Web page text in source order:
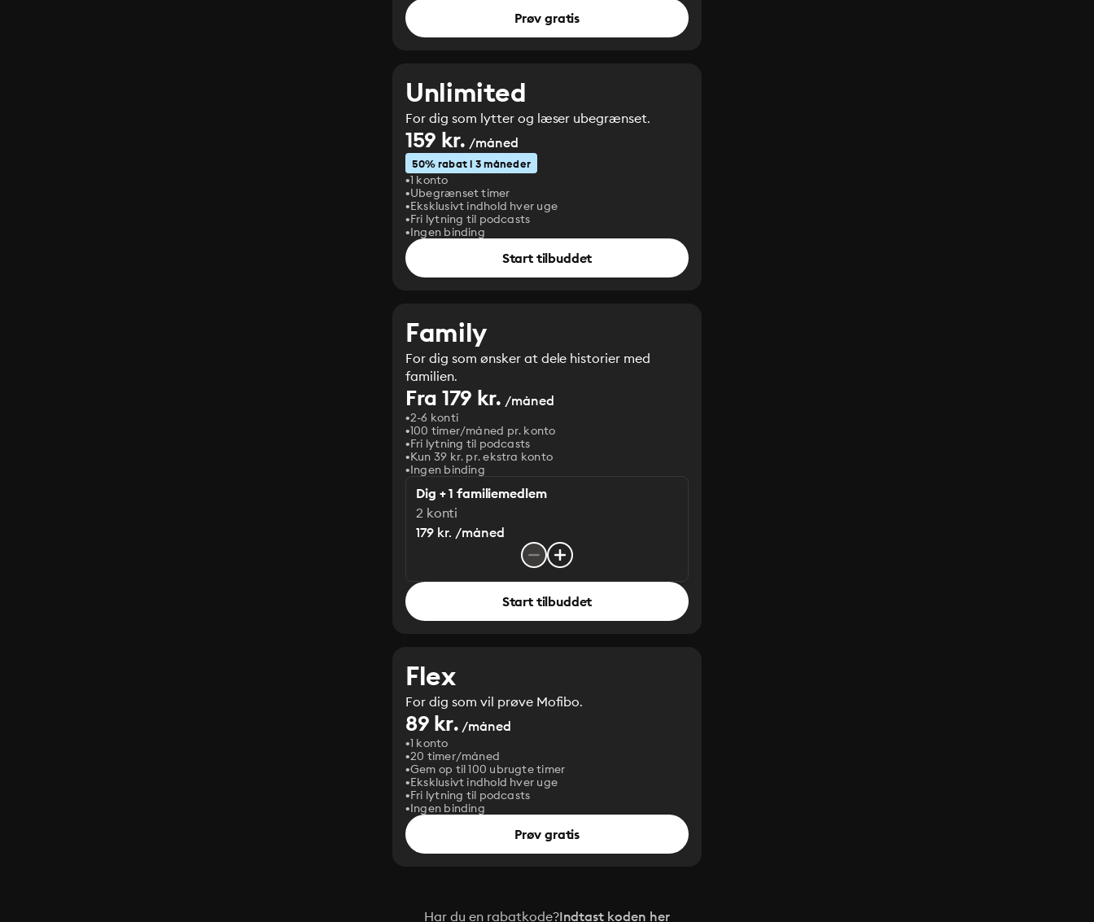
Prøv gratis
Unlimited
For dig som lytter og læser ubegrænset.
159 kr. /måned
50% rabat i 3 måneder
1 konto
Ubegrænset timer
Eksklusivt indhold hver uge
Fri lytning til podcasts
Ingen binding
Start tilbuddet
Family
For dig som ønsker at dele historier med
familien.
Fra 179 kr. /måned
2-6 konti
100 timer/måned pr. konto
Fri lytning til podcasts
Kun 39 kr. pr. ekstra konto
Ingen binding
Dig + 1 familiemedlem
2 konti
179 kr. /måned
Start tilbuddet
Flex
For dig som vil prøve Mofibo.
89 kr. /måned
1 konto
20 timer/måned
Gem op til 100 ubrugte timer
Eksklusivt indhold hver uge
Fri lytning til podcasts
Ingen binding
Prøv gratis
Har du en rabatkode?Indtast koden her